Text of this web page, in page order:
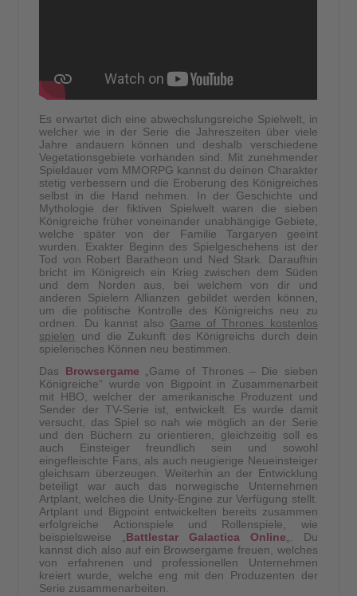
Es erwartet dich eine abwechslungsreiche Spielwelt, in
welcher wie in der Serie die Jahreszeiten über viele
Jahre andauern können und deshalb verschiedene
Vegetationsgebiete vorhanden sind. Mit zunehmender
Spieldauer vom MMORPG kannst du deinen Charakter
stetig verbessern und die Eroberung des Königreiches
selbst in die Hand nehmen. In der Geschichte und
Mythologie der fiktiven Spielwelt waren die sieben
Königreiche früher voneinander unabhängige Gebiete,
welche später von der Familie Targaryen geeint
wurden. Exakter Beginn des Spielgeschehens ist der
Tod von Robert Baratheon und Ned Stark. Daraufhin
bricht im Königreich ein Krieg zwischen dem Süden
und dem Norden aus, bei welchem von dir und
anderen Spielern Allianzen gebildet werden können,
um die politische Kontrolle des Königreichs neu zu
ordnen. Du kannst also Game of Thrones kostenlos
spielen und die Zukunft des Königreichs durch dein
spielerisches Können neu bestimmen.
Das Browsergame „Game of Thrones – Die sieben
Königreiche“ wurde von Bigpoint in Zusammenarbeit
mit HBO, welcher der amerikanische Produzent und
Sender der TV-Serie ist, entwickelt. Es wurde damit
versucht, das Spiel so nah wie möglich an der Serie
und den Büchern zu orientieren, gleichzeitig soll es
auch Einsteiger freundlich sein und sowohl
eingefleischte Fans, als auch neugierige Neueinsteiger
gleichsam überzeugen. Weiterhin an der Entwicklung
beteiligt war auch das norwegische Unternehmen
Artplant, welches die Unity-Engine zur Verfügung stellt.
Artplant und Bigpoint entwickelten bereits zusammen
erfolgreiche Actionspiele und Rollenspiele, wie
beispielsweise „Battlestar Galactica Online„. Du
kannst dich also auf ein Browsergame freuen, welches
von erfahrenen und professionellen Unternehmen
kreiert wurde, welche eng mit den Produzenten der
Serie zusammenarbeiten.